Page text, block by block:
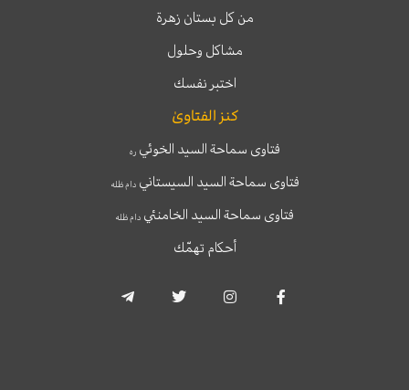
من كل بستان زهرة
مشاكل وحلول
اختبر نفسك
كنز الفتاوىٰ
فتاوى سماحة السيد الخوئيره
فتاوى سماحة السيد السيستانيدام ظله
فتاوى سماحة السيد الخامنئي دام ظله
أحكام تهمّك
c
s
i
l